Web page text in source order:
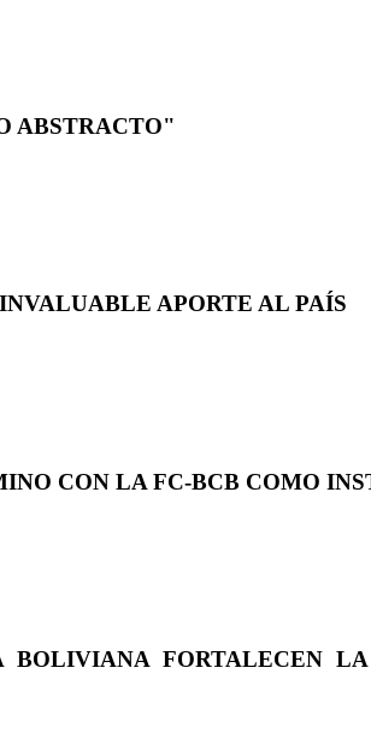
ABSTRACTO"
APORTE AL PAÍS
CON LA FC-BCB COMO
FORTALECEN